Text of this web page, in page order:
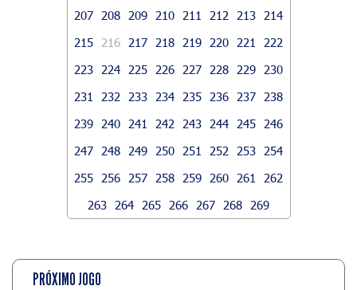
207
208 209 210 211 212 213
214
215
216 217 218 219 220 221
222
223
224 225 226 227 228 229
230
231
232 233 234 235 236 237
238
239
240 241 242 243 244 245
246
247
248 249 250 251 252 253
254
255
256 257 258 259 260 261
262
263
264 265 266 267 268 269
PRÓXIMO JOGO